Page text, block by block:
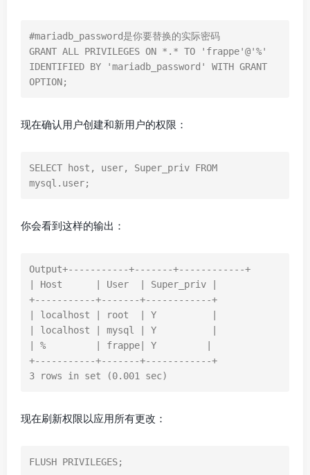
#mariadb_password是你要替换的实际密码
GRANT ALL PRIVILEGES ON *.* TO 'frappe'@'%'
IDENTIFIED BY 'mariadb_password' WITH GRANT
OPTION;
现在确认用户创建和新用户的权限：
SELECT host, user, Super_priv FROM
mysql.user;
你会看到这样的输出：
Output+-----------+-------+------------+
| Host      | User  | Super_priv |
+-----------+-------+------------+
| localhost | root  | Y          |
| localhost | mysql | Y          |
| %         | frappe| Y         |
+-----------+-------+------------+
3 rows in set (0.001 sec)
现在刷新权限以应用所有更改：
FLUSH PRIVILEGES;